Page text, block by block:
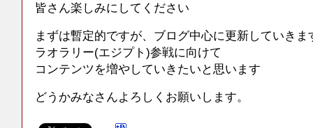
皆さん楽しみにしてください
まずは暫定的ですが、ブログ中心に更新していき
ラオラリー(エジプト)参戦に向けて
コンテンツを増やしていきたいと思います
どうかみなさんよろしくお願いします。